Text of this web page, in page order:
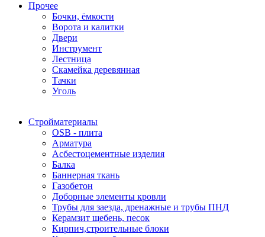
Прочее
Бочки, ёмкости
Ворота и калитки
Двери
Инструмент
Лестница
Скамейка деревянная
Тачки
Уголь
Стройматериалы
OSB - плита
Арматура
Асбестоцементные изделия
Балка
Баннерная ткань
Газобетон
Доборные элементы кровли
Трубы для заезда, дренажные и трубы ПНД
Керамзит щебень, песок
Кирпич,строительные блоки